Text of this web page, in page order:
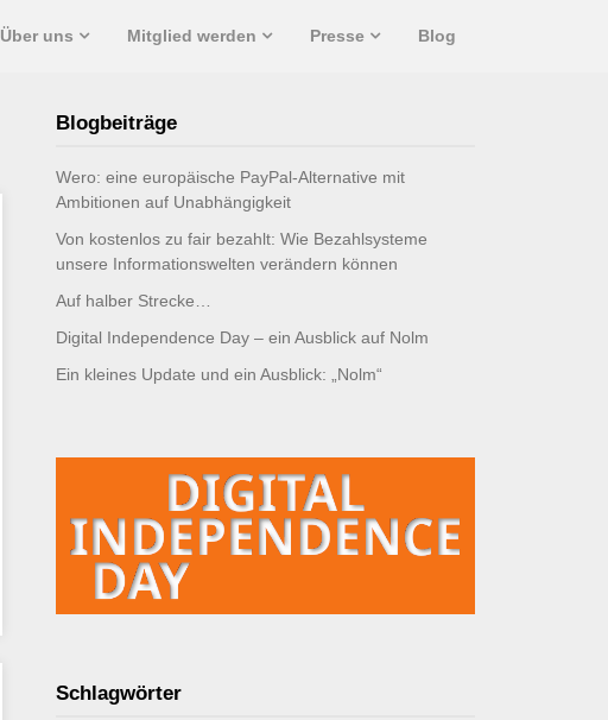
Über uns Mitglied werden Presse Blog
Blogbeiträge
Wero: eine europäische PayPal-Alternative mit
Ambitionen auf Unabhängigkeit
Von kostenlos zu fair bezahlt: Wie Bezahlsysteme
unsere Informationswelten verändern können
Auf halber Strecke…
Digital Independence Day – ein Ausblick auf Nolm
Ein kleines Update und ein Ausblick: „Nolm“
Schlagwörter